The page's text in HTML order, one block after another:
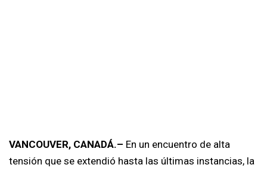
VANCOUVER, CANADÁ.– En un encuentro de alta
tensión que se extendió hasta las últimas instancias, la